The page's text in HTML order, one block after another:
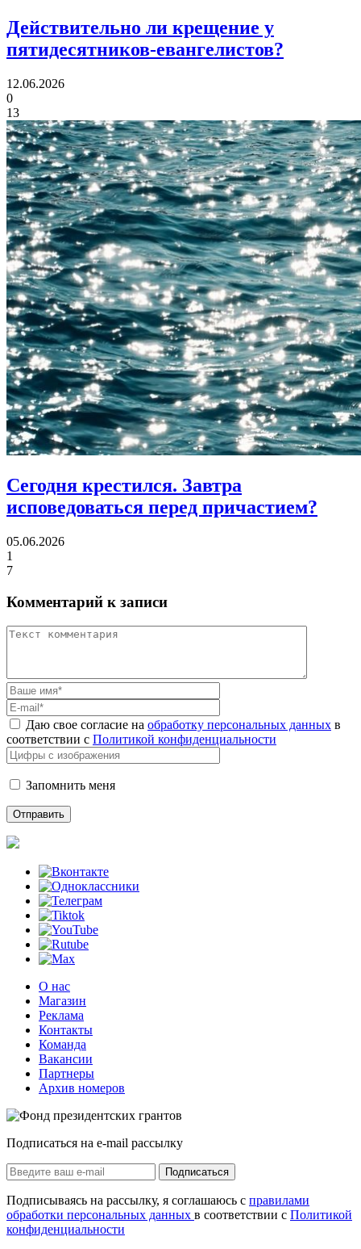
Действительно ли крещение у
пятидесятников-евангелистов?
12.06.2026
0
13
Сегодня крестился. Завтра
исповедоваться перед причастием?
05.06.2026
1
7
Комментарий к записи
Даю свое согласие на обработку персональных данных в
соответствии с Политикой конфиденциальности
Запомнить меня
О нас
Магазин
Реклама
Контакты
Команда
Вакансии
Партнеры
Архив номеров
Подписаться на e-mail рассылку
Подписаться
Подписываясь на рассылку, я соглашаюсь с правилами
обработки персональных данных в соответствии с Политикой
конфиденциальности